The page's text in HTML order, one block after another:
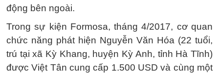
động bên ngoài.
Trong sự kiện Formosa, tháng 4/2017, cơ quan
chức năng phát hiện Nguyễn Văn Hóa (22 tuổi,
trú tại xã Kỳ Khang, huyện Kỳ Anh, tỉnh Hà Tĩnh)
được Việt Tân cung cấp 1.500 USD và cùng một